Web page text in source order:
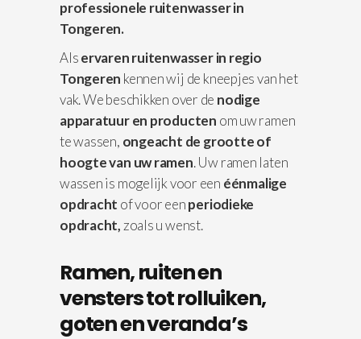
professionele ruitenwasser in
Tongeren.
Alservaren ruitenwasser in regio
Tongeren kennen wij de kneepjes van het
vak. We beschikken over de nodige
apparatuuren producten om uw ramen
te wassen, ongeacht de grootte of
hoogte van uw ramen. Uw ramen laten
wassen is mogelijk voor een éénmalige
opdracht of voor eenperiodieke
opdracht, zoals u wenst.
Ramen, ruiten en
vensters tot rolluiken,
goten en veranda’s